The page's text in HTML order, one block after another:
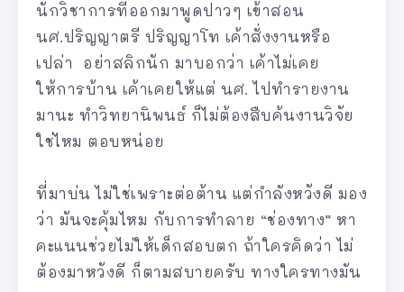
นักวิชาการที่ออกมาพูดปาวๆ เข้าสอน
นศ.ปริญญาตรี ปริญญาโท เค้าสั่งงานหรือ
เปล่า อย่าสลิกนัก มาบอกว่า เค้าไม่เคย
ให้การบ้าน เค้าเคยให้แต่ นศ. ไปทำรายงาน
มานะ ทำวิทยานิพนธ์ ก็ไม่ต้องสืบค้นงานวิจัย
ใช่ไหม ตอบหน่อย
ที่มาบ่น ไม่ใช่เพราะต่อต้าน แต่กำลังหวังดี มอง
ว่า มันจะคุ้มไหม กับการทำลาย “ช่องทาง” หา
คะแนนช่วยไม่ให้เด็กสอบตก ถ้าใครคิดว่า ไม่
ต้องมาหวังดี ก็ตามสบายครับ ทางใครทางมัน